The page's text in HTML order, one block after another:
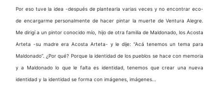
Por eso tuve la idea -después de plantearla varias veces y no encontrar eco-
de encargarme personalmente de hacer pintar la muerte de Ventura Alegre.
Me dirigí a un pintor conocido mío, hijo de otra familia de Maldonado, los Acosta
Arteta -su madre era Acosta Arteta- y le dije: “Acá tenemos un tema para
Maldonado”. ¿Por qué? Porque la identidad de los pueblos se hace con memoria
y a Maldonado lo que le falta es identidad, tenemos que crear una nueva
identidad y la identidad se forma con imágenes, imágenes…